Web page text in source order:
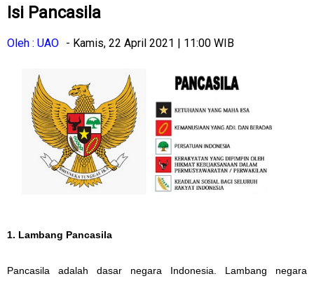
Isi Pancasila
Oleh : UAO - Kamis, 22 April 2021 | 11:00 WIB
1. Lambang Pancasila
Pancasila adalah dasar negara Indonesia. Lambang negara